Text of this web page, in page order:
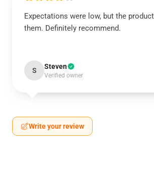
Expectations were low, but the
them. Definitely recommend.
S Steven
Verified owner
Write your review